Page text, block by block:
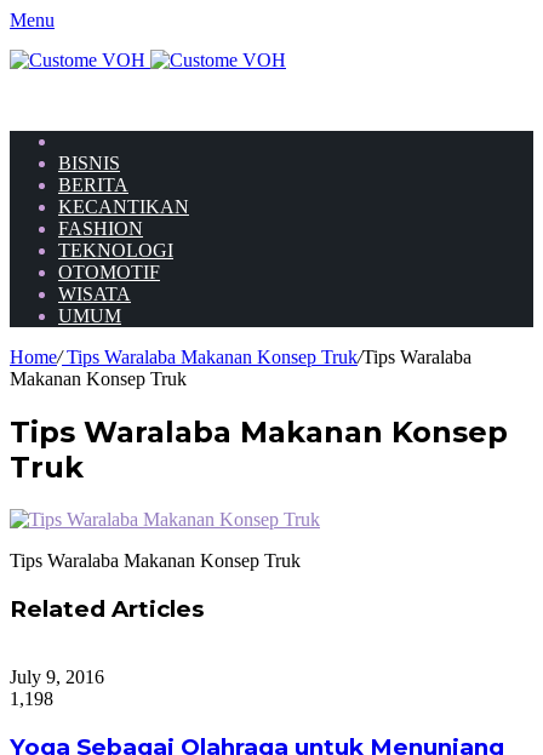
Menu
BISNIS
BERITA
KECANTIKAN
FASHION
TEKNOLOGI
OTOMOTIF
WISATA
UMUM
Home/Tips Waralaba Makanan Konsep Truk/Tips Waralaba
Makanan Konsep Truk
Tips Waralaba Makanan Konsep
Truk
Tips Waralaba Makanan Konsep Truk
Related Articles
July 9, 2016
1,198
Yoga Sebagai Olahraga untuk Menunjang